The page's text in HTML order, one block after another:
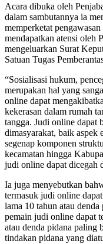
Acara dibuka oleh
dalam sambutannya ia
memperketat
mendapatkan atensi oleh
mengeluarkan Surat
Satuan Tugas
“Sosialisasi hukum,
merupakan hal yang
online dapat
kekerasan dalam rumah
tangga. Judi online dapat
dimasyarakat, baik aspek
segenap komponen
kecamatan hingga
judi online dapat dicegah
Ia juga menyebutkan
termasuk judi online
lama 10 tahun atau
pemain judi online dapat
atau denda pidana paling
tindakan pidana yang